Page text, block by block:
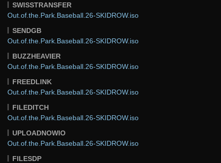
SWISSTRANSFER
Out.of.the.Park.Baseball.26-SKIDROW.iso
SENDGB
Out.of.the.Park.Baseball.26-SKIDROW.iso
BUZZHEAVIER
Out.of.the.Park.Baseball.26-SKIDROW.iso
FREEDLINK
Out.of.the.Park.Baseball.26-SKIDROW.iso
FILEDITCH
Out.of.the.Park.Baseball.26-SKIDROW.iso
UPLOADNOWIO
Out.of.the.Park.Baseball.26-SKIDROW.iso
FILESDP